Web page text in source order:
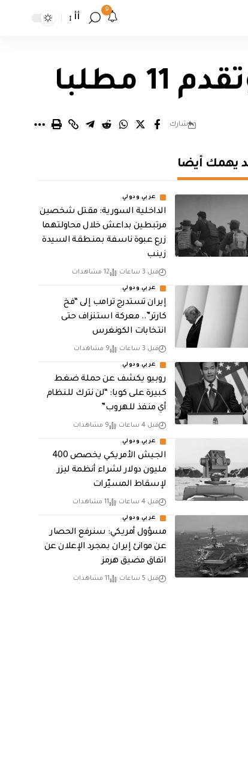
9
أأ
شارك
يهمك أيضا
عربي ودولي
الداخلية السورية: مقتل شخصين
مرتبطين بداعش خلال محاولتهما
زرع عبوة ناسفة بمنطقة السيدة
زينب
قبل 3 ساعات 12 مشاهدات
عربي ودولي
إيران تستدرج ترامب إلى “فخ
كارتر”.. معركة استنزاف حتى
انتخابات الكونغرس
قبل 3 ساعات 9 مشاهدات
عربي ودولي
روبيو يكشف عن حملة ضغط
كبيرة على كوبا: “لن نترك للنظام
أي منفذ للهروب”
قبل 4 ساعات 9 مشاهدات
عربي ودولي
الجيش الأمريكي يخصص 400
مليون دولار لشراء أنظمة ليزر
لإسقاط المسيّرات
قبل 4 ساعات 11 مشاهدات
عربي ودولي
مسؤول أمريكي: سنرفع الحصار
عن موانئ إيران بمجرد الإعلان عن
اتفاق مضيق هرمز
قبل 5 ساعات 11 مشاهدات